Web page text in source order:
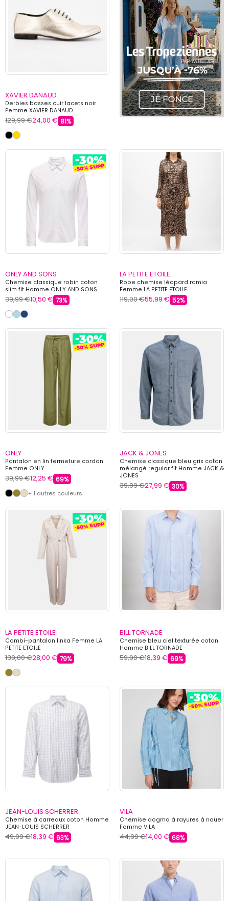
XAVIER DANAUD
Derbies basses cuir lacets noir
Femme XAVIER DANAUD
129,99 €24,00 € 81%
ONLY AND SONS
Chemise classique robin coton
slim fit Homme ONLY AND SONS
39,99 €10,50 € 73%
LA PETITE ETOILE
Robe chemise léopard ramia
Femme LA PETITE ETOILE
119,00 €55,99 € 52%
ONLY
Pantalon en lin fermeture cordon
Femme ONLY
39,99 €12,25 € 69%
+ 1 autres couleurs
JACK & JONES
Chemise classique bleu gris coton
mélangé regular fit Homme JACK &
JONES
39,99 €27,99 € 30%
LA PETITE ETOILE
Combi-pantalon linka Femme LA
PETITE ETOILE
139,00 €28,00 € 79%
BILL TORNADE
Chemise bleu ciel texturée coton
Homme BILL TORNADE
59,90 €18,39 € 69%
JEAN-LOUIS SCHERRER
Chemise à carreaux coton Homme
JEAN-LOUIS SCHERRER
49,99 €18,39 € 63%
VILA
Chemise dogma à rayures à nouer
Femme VILA
44,99 €14,00 € 68%